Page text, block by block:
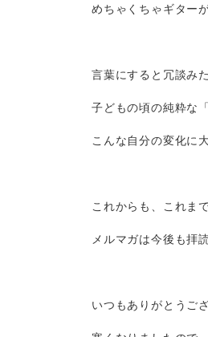
めちゃくちゃギター
言葉にすると冗談み
子どもの頃の純粋な
こんな自分の変化に
これからも、これま
メルマガは今後も拝
いつもありがとうご